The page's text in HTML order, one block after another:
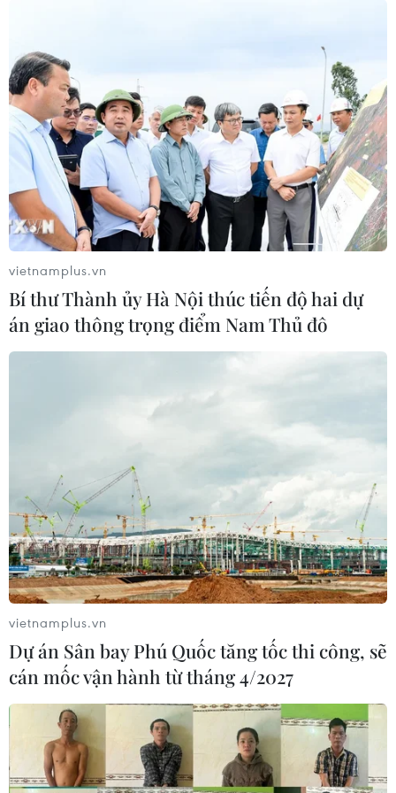
vietnamplus.vn
Bí thư Thành ủy Hà Nội thúc tiến độ hai dự
án giao thông trọng điểm Nam Thủ đô
vietnamplus.vn
Dự án Sân bay Phú Quốc tăng tốc thi công, sẽ
cán mốc vận hành từ tháng 4/2027